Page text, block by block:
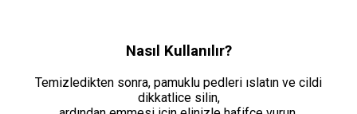
Nasıl Kullanılır?
Temizledikten sonra, pamuklu pedleri ıslatın ve cildi
dikkatlice silin,